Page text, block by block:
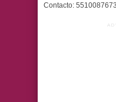
Contacto: 5510087673